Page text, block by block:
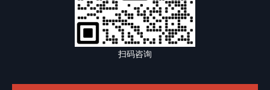
扫码咨询